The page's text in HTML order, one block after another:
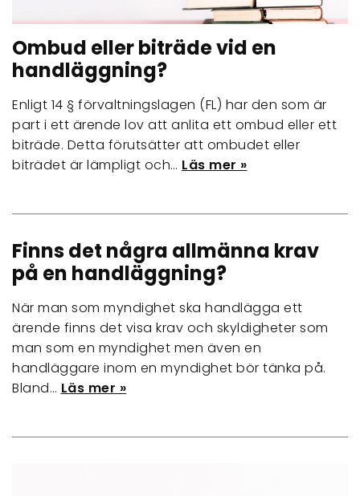
Ombud eller biträde vid en
handläggning?
Enligt 14 § förvaltningslagen (FL) har den som är
part i ett ärende lov att anlita ett ombud eller ett
biträde. Detta förutsätter att ombudet eller
biträdet är lämpligt och… Läs mer »
Finns det några allmänna krav
på en handläggning?
När man som myndighet ska handlägga ett
ärende finns det visa krav och skyldigheter som
man som en myndighet men även en
handläggare inom en myndighet bör tänka på.
Bland… Läs mer »